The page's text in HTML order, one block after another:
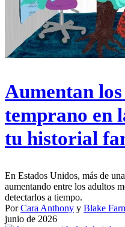
Aumentan los
temprano en
tu historial
En Estados Unidos, más de
aumentando entre los adultos
detectarlos a tiempo.
PorCara Anthony y Blake
junio de 2026